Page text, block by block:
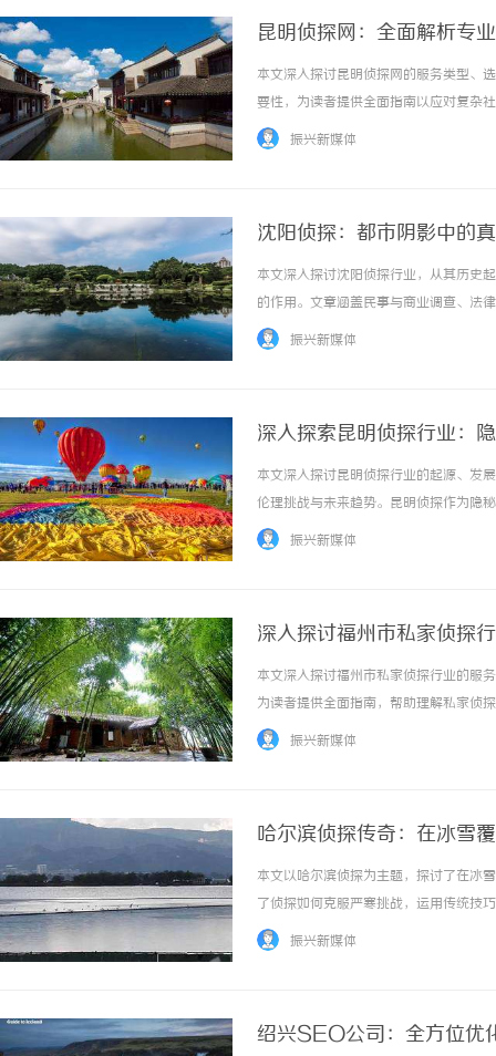
昆明侦探网：全面解析专
本文深入探讨昆明侦探网的服务类型、
要性，为读者提供全面指南以应对复杂
振兴新媒体
沈阳侦探：都市阴影中的
本文深入探讨沈阳侦探行业，从其历史
的作用。文章涵盖民事与商业调查、法
中的不可或缺性。 ...……
振兴新媒体
深入探索昆明侦探行业：
本文深入探讨昆明侦探行业的起源、发
伦理挑战与未来趋势。昆明侦探作为隐
...……
振兴新媒体
深入探讨福州市私家侦探
本文深入探讨福州市私家侦探行业的服
为读者提供全面指南，帮助理解私家侦
振兴新媒体
哈尔滨侦探传奇：在冰雪
本文以哈尔滨侦探为主题，探讨了在冰
了侦探如何克服严寒挑战，运用传统技
发展趋势，强调哈尔滨侦探作为真相追
振兴新媒体
绍兴SEO公司：全方位优